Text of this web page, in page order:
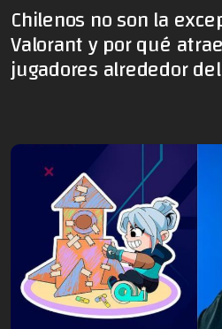
Chilenos no son la
Valorant y por qué
jugadores alrededor